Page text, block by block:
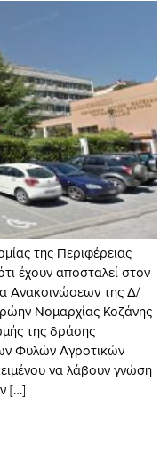
της Περιφέρειας
έχουν αποσταλεί στον
Ανακοινώσεων της Δ/
Νομαρχίας Κοζάνης
της δράσης
Φυλών Αγροτικών
να λάβουν γνώση
[…]